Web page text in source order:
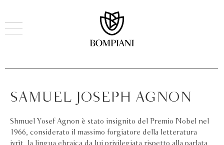
SAMUEL JOSEPH AGNON
Shmuel Yosef Agnon è stato insignito del Premio Nobel nel
1966, considerato il massimo forgiatore della letteratura
ivrìt, la lingua ebraica da lui privilegiata rispetto alla parlata